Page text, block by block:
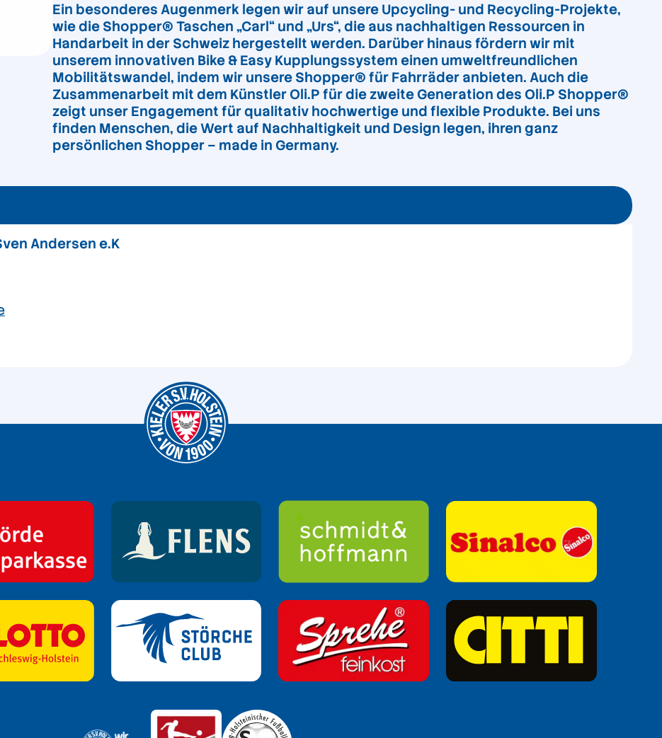
Ein besonderes Augenmerk legen wir auf unsere Upcycling- und Recycling-Projekte,
wie die Shopper® Taschen „Carl“ und „Urs“, die aus nachhaltigen Ressourcen in
Handarbeit in der Schweiz hergestellt werden. Darüber hinaus fördern wir mit
unserem innovativen Bike & Easy Kupplungssystem einen umweltfreundlichen
Mobilitätswandel, indem wir unsere Shopper® für Fahrräder anbieten. Auch die
Zusammenarbeit mit dem Künstler Oli.P für die zweite Generation des Oli.P Shopper®
zeigt unser Engagement für qualitativ hochwertige und flexible Produkte. Bei uns
finden Menschen, die Wert auf Nachhaltigkeit und Design legen, ihren ganz
persönlichen Shopper – made in Germany.
Andersen e.K